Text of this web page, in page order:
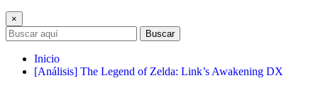
×
Buscar
Inicio
[Análisis] The Legend of Zelda: Link’s Awakening DX